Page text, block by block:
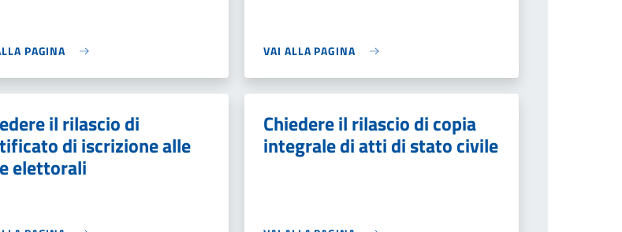
PAGINA VAI ALLA PAGINA
il rilascio di
di iscrizione alle
elettorali
Chiedere il rilascio di copia
integrale di atti di stato civile